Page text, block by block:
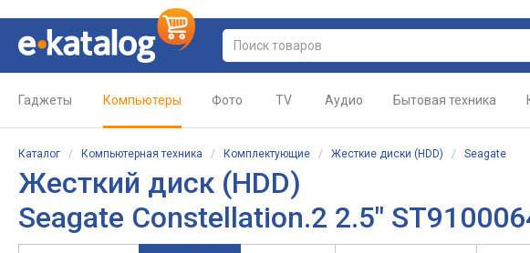
Гаджеты Компьютеры Фото TV Аудио Бытовая техника
Каталог / Компьютерная техника / Комплектующие / Жесткие диски (HDD) / Seagate
Жесткий диск (HDD)
Seagate Constellation.2 2.5"